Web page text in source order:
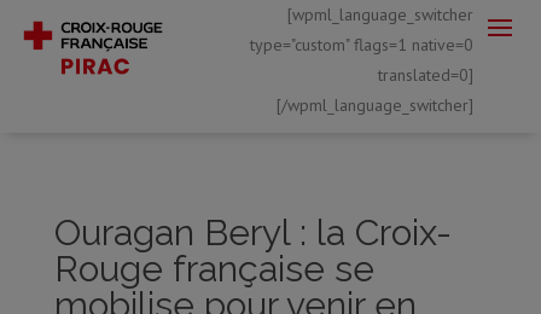
[wpml_language_switcher
type="custom" flags=1 native=0
translated=0]
[/wpml_language_switcher]
Ouragan Beryl : la Croix-
Rouge française se
mobilise pour venir en